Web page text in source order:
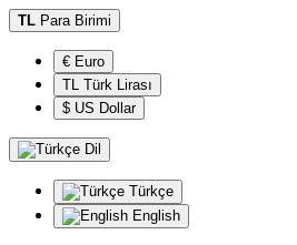
TL Para Birimi
€ Euro
TL Türk Lirası
$ US Dollar
Dil
Türkçe
English